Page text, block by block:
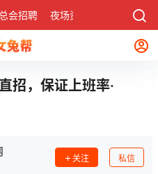
会招聘 夜场资讯 社区
招，保证上班率·
关注 私信